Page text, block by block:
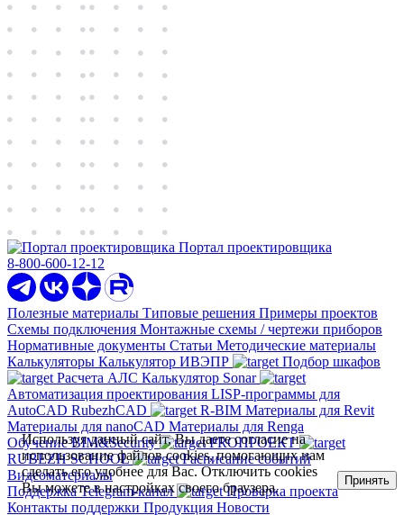
Портал проектировщика
8-800-600-12-12
Полезные материалы Типовые решения Примеры проектов
Схемы подключения Монтажные схемы / чертежи приборов
Нормативные документы Статьи Методические материалы
Калькуляторы Калькулятор ИВЭПР
Подбор шкафов
Расчета АЛС Калькулятор Sonar
Автоматизация проектирования LISP-программы для
AutoCAD RubezhCAD R-BIM Материалы для Revit
Материалы для nanoCAD Материалы для Renga
Обучение BIM&Security
PROПРОЕКТ
RUBEZH SCHOOL
Расписание событий
Видеоматериалы
Поддержка Telegram-канал
Проверка проекта
Контакты поддержки Продукция Новости
Используя данный сайт, Вы даете согласие на
использование файлов cookies, помогающих нам
сделать его удобнее для Вас. Отключить cookies
Вы можете в настройках своего браузера.
Принять